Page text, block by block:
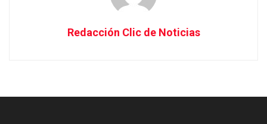
Redacción Clic de Noticias